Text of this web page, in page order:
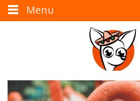
Menu